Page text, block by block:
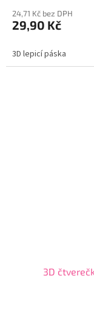
24,71 Kč bez DPH
29,90 Kč
3D lepicí páska
3D